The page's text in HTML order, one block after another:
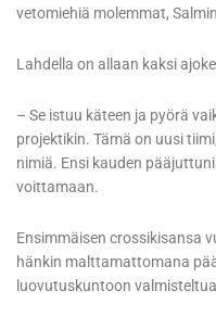
vetomiehiä molemmat,
Lahdella on allaan kaksi
– Se istuu käteen ja pyörä
projektikin. Tämä on uusi
nimiä. Ensi kauden
voittamaan.
Ensimmäisen crossikisansa
hänkin malttamattomana
luovutuskuntoon